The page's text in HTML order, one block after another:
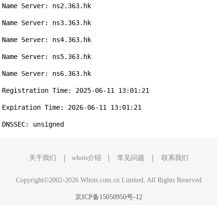
Name Server: ns2.363.hk
Name Server: ns3.363.hk
Name Server: ns4.363.hk
Name Server: ns5.363.hk
Name Server: ns6.363.hk
Registration Time: 2025-06-11 13:01:21
Expiration Time: 2026-06-11 13:01:21
关于我们 whois介绍 常见问题 联系我们
Copyright©2002-2026 Whois.com.cn Limited, All Rights Reserved
京ICP备15050950号-12